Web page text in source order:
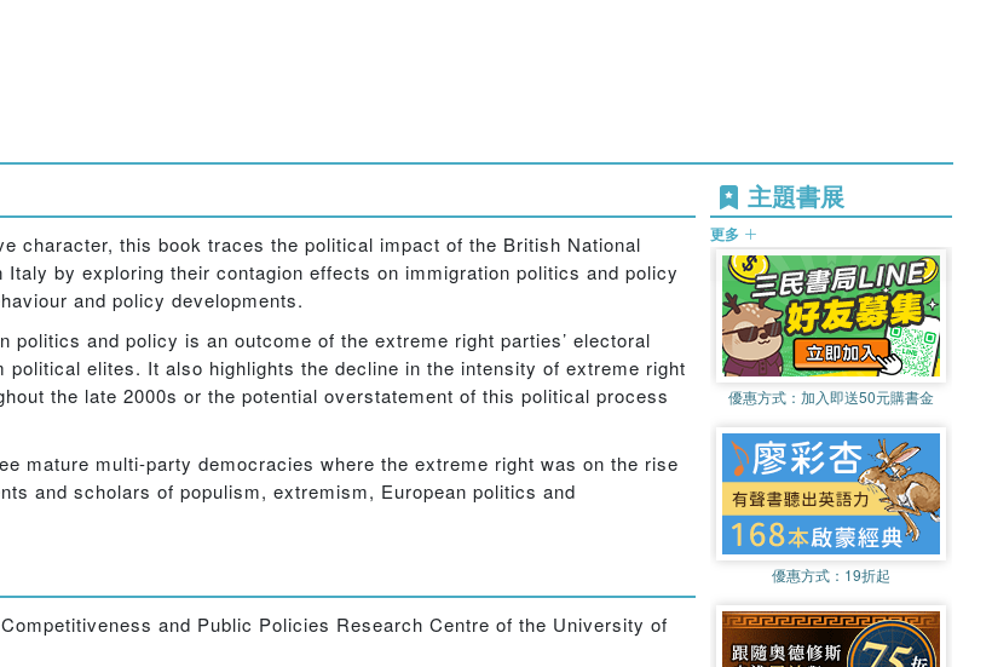
character, this book traces the political impact of the British National
by exploring their contagion effects on immigration politics and policy
and policy developments.
and policy is an outcome of the extreme right parties’ electoral
elites. It also highlights the decline in the intensity of extreme right
the late 2000s or the potential overstatement of this political process
mature multi-party democracies where the extreme right was on the rise
and scholars of populism, extremism, European politics and
and Public Policies Research Centre of the University of
主題書展
更多
優惠方式： 加入即送50元購書金
優惠方式： 19折起